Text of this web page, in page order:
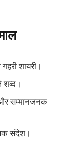
शायरी।
शब्द।
सम्मानजनक
संदेश।